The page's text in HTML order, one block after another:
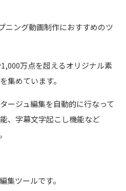
ニング動画制作におすすめのツ
万点を超えるオリジナル素
集めています。
ージュ編集を自動的に行なって
、字幕文字起こし機能など
ツールです。